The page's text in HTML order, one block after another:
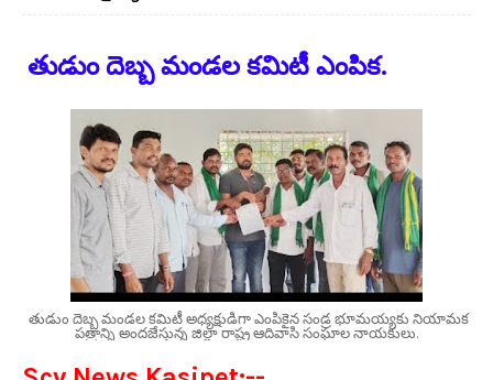
తుడుం దెబ్బ మండల కమిటీ ఎంపిక.
తుడుం దెబ్బ మండల కమిటీ అధ్యక్షుడిగా ఎంపికైన సండ్ర భూమయ్యకు నియామక
పత్రాన్ని అందజేస్తున్న జిల్లా రాష్ట్ర ఆదివాసి సంఘాల నాయకులు.